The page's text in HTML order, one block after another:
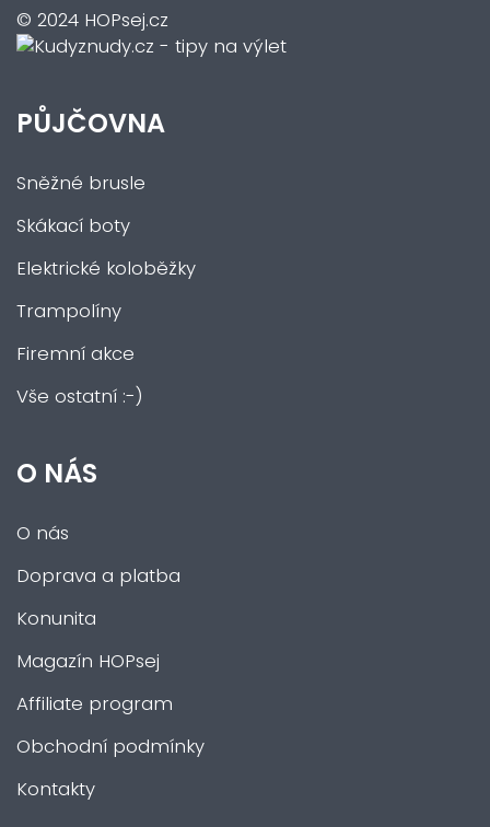
© 2024 HOPsej.cz
PŮJČOVNA
Sněžné brusle
Skákací boty
Elektrické koloběžky
Trampolíny
Firemní akce
Vše ostatní :-)
O NÁS
O nás
Doprava a platba
Konunita
Magazín HOPsej
Affiliate program
Obchodní podmínky
Kontakty